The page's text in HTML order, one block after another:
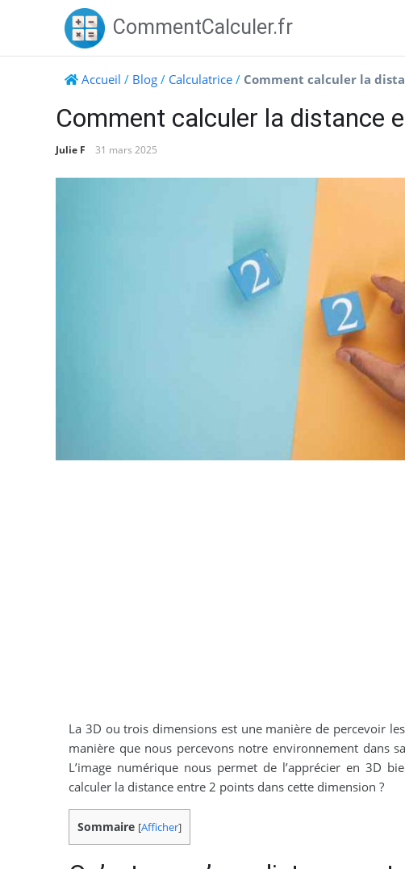
CommentCalculer.fr
Accueil / Blog / Calculatrice / Comment calculer la
Comment calculer la distance
Julie F 31 mars 2025
La 3D ou trois dimensions est une manière de percevoir
manière que nous percevons notre environnement dans
L’image numérique nous permet de l’apprécier en 3D
calculer la distance entre 2 points dans cette dimension ?
Sommaire [Afficher]